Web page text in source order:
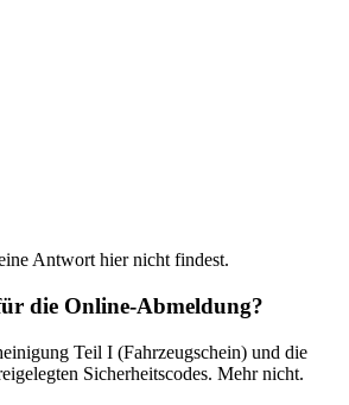
Antwort hier nicht findest.
die Online-Abmeldung?
Teil I (Fahrzeugschein) und die
Sicherheitscodes. Mehr nicht.